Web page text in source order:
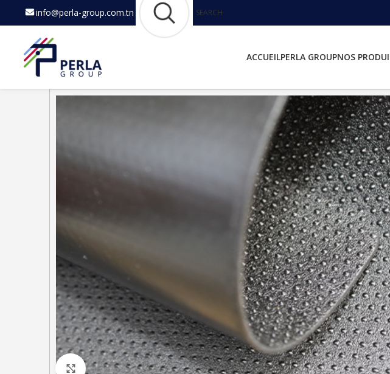
info@perla-group.com.tn SEARCH
ACCUEILPERLA GROUPNOS
Click to enlarge